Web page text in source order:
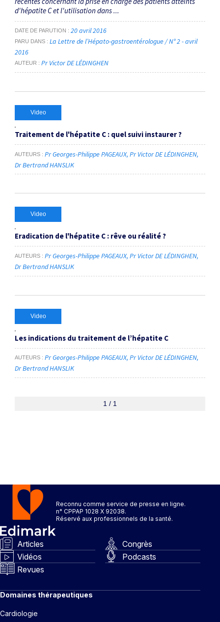
d'hépatite C et l'utilisation dans ...
DATE DE PARUTION 20 avril 2016
PARU DANS
La Lettre de l’Hépato-gastroentérologue / N° 2 - avril
2016
AUTEUR Pr Victor DE LÉDINGHEN
Video
Traitement de l'hépatite C : quel suivi instaurer ?
AUTEURS Pr Georges-Philippe PAGEAUX Pr Victor DE LÉDINGHEN
Dr Bertrand HANSLIK
Video
Eradication de l'hépatite C : rêve ou réalité ?
AUTEURS Pr Georges-Philippe PAGEAUX Pr Victor DE LÉDINGHEN
Dr Bertrand HANSLIK
Video
Les indications du traitement de l’hépatite C
AUTEURS Pr Georges-Philippe PAGEAUX Pr Victor DE LÉDINGHEN
Dr Bertrand HANSLIK
1 / 1
Reconnu comme service de presse en ligne.
n° CPPAP 1028 X 92038.
Réservé aux professionnels de la santé.
Articles
Congrès
Vidéos
Podcasts
Revues
Domaines thérapeutiques
Cardiologie